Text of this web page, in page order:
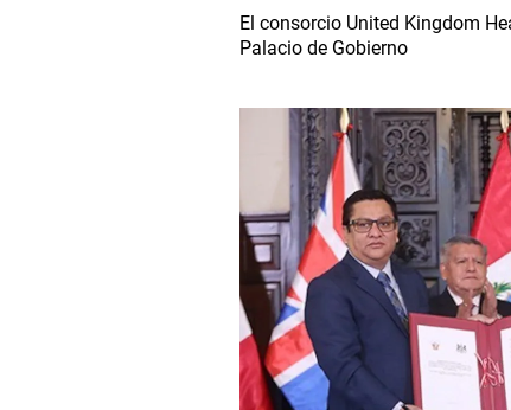
El consorcio United Kingdom
Palacio de Gobierno